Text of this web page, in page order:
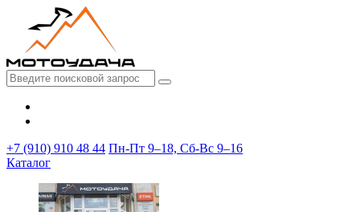
+7 (910) 910 48 44 Пн-Пт 9–18, Сб-Вс 9–16
Каталог